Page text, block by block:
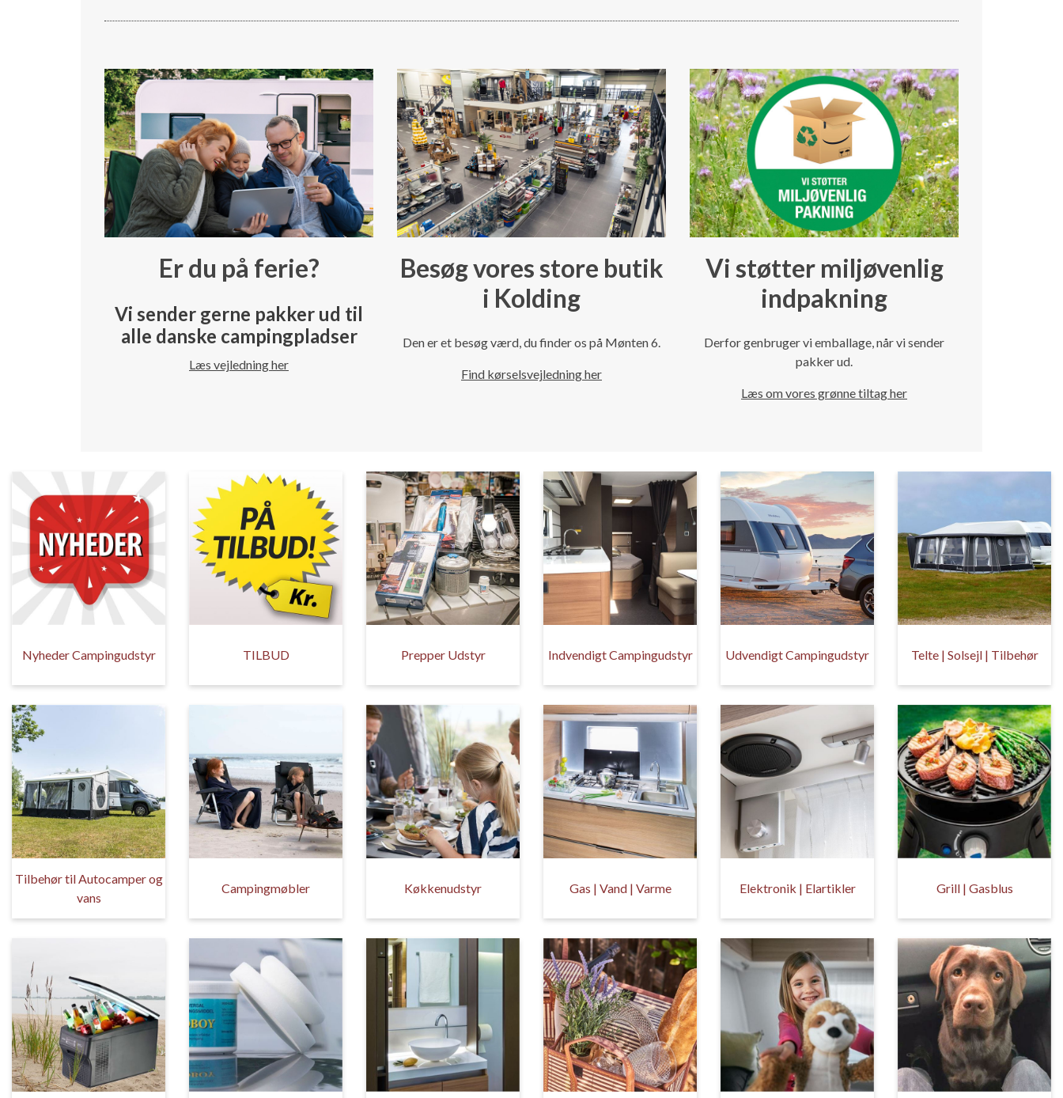
Er du på ferie?
Vi sender gerne pakker ud til
alle danske campingpladser
Læs vejledning her
Besøg vores store butik
i Kolding
Den er et besøg værd, du finder os på Mønten 6.
Find kørselsvejledning her
Vi støtter miljøvenlig
indpakning
Derfor genbruger vi emballage, når vi sender
pakker ud.
Læs om vores grønne tiltag her
Nyheder Campingudstyr TILBUD Prepper Udstyr Indvendigt Campingudstyr Udvendigt Campingudstyr Telte | Solsejl | Tilbehør
Tilbehør til Autocamper og
vans
Campingmøbler Køkkenudstyr Gas | Vand | Varme Elektronik | Elartikler Grill | Gasblus